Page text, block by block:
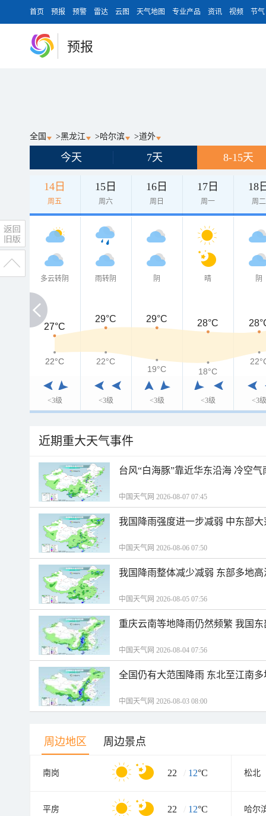
首页 预报 预警 雷达 云图 天气地图 专业产品 资讯 视频 节气
预报
全国 >黑龙江 >哈尔滨 >道外
今天 7天 8-15天
14日
周五
15日
周六
16日
周日
17日
周一
18
周二
多云转阴
<3级
雨转阴
<3级
阴
<3级
晴
<3级
阴
<3级
27°C
27°C
29°C 29°C 28°C
22°C
22°C
22°C
19°C
18°C
近期重大天气事件
台风“白海豚”靠近华东沿海 冷空
中国天气网 2026-08-07 07:45
我国降雨强度进一步减弱 中东部
中国天气网 2026-08-06 07:50
我国降雨整体减少减弱 东部多地
中国天气网 2026-08-05 07:56
重庆云南等地降雨仍然频繁 我国
中国天气网 2026-08-04 07:56
全国仍有大范围降雨 东北至江南
中国天气网 2026-08-03 08:00
周边地区 周边景点
南岗 22 / 12°C 松北
平房 22 / 12°C 哈尔